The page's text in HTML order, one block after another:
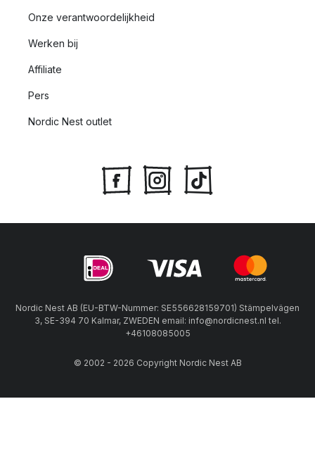
Onze verantwoordelijkheid
Werken bij
Affiliate
Pers
Nordic Nest outlet
Nordic Nest AB (EU-BTW-Nummer: SE556628159701) Stämpelvägen
3, SE-394 70 Kalmar, ZWEDEN email: info@nordicnest.nl tel.
+46108085005
© 2002 - 2026 Copyright Nordic Nest AB